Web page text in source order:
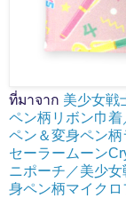
ที่มาจาก 美少女戦
ペン柄リボン巾
ペン＆変身ペン
セーラームーン
ニポーチ／美少
身ペン柄マイク